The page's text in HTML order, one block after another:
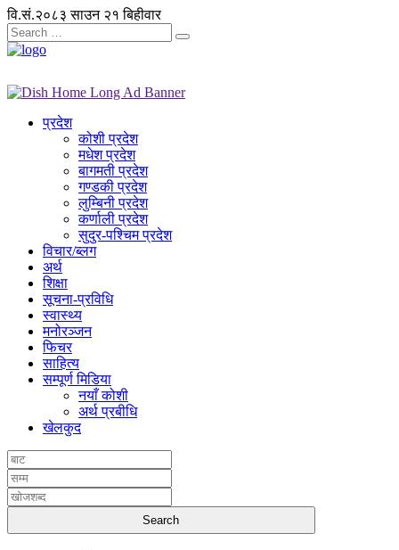
वि.सं.२०८३ साउन २१ बिहीवार
प्रदेश
कोशी प्रदेश
मधेश प्रदेश
बागमती प्रदेश
गण्डकी प्रदेश
लुम्बिनी प्रदेश
कर्णाली प्रदेश
सुदुर-पश्चिम प्रदेश
विचार/ब्लग
अर्थ
शिक्षा
सूचना-प्रविधि
स्वास्थ्य
मनोरञ्जन
फिचर
साहित्य
सम्पूर्ण मिडिया
नयाँ कोशी
अर्थ प्रबीधि
खेलकुद